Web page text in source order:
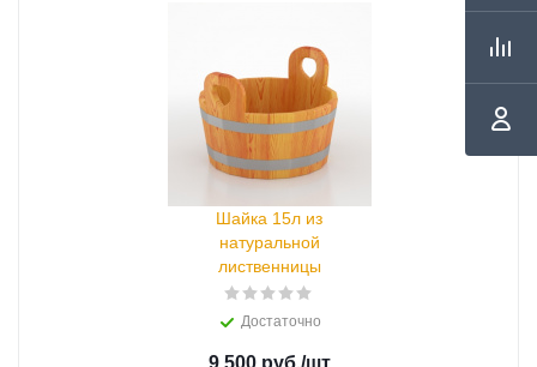
Шайка 15л из
натуральной
лиственницы
Достаточно
9 500 руб./шт